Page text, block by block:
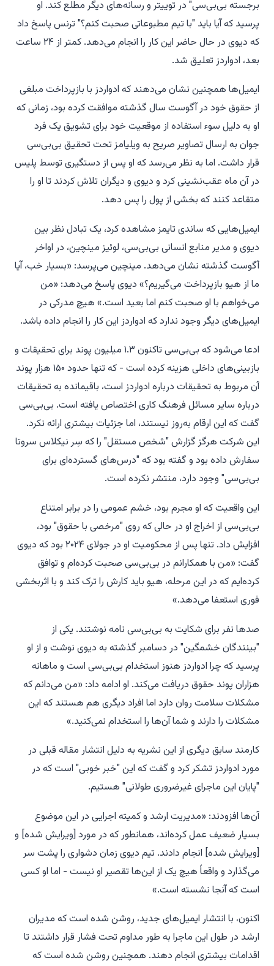
برجسته بی‌بی‌سی" در توییتر و رسانه‌های دیگر مطلع کند. او
پرسید که آیا باید "با تیم مطبوعاتی صحبت کنم؟" ترنس پاسخ داد
که دیوی در حال حاضر این کار را انجام می‌دهد. کمتر از ۲۴ ساعت
بعد، ادواردز تعلیق شد.
ایمیل‌ها همچنین نشان می‌دهند که ادواردز با بازپرداخت مبلغی
از حقوق خود در آگوست سال گذشته موافقت کرده بود، زمانی که
او به دلیل سوء استفاده از موقعیت خود برای تشویق یک فرد
جوان به ارسال تصاویر صریح به ویلیامز تحت تحقیق بی‌بی‌سی
قرار داشت. اما به نظر می‌رسد که او پس از دستگیری توسط پلیس
در آن ماه عقب‌نشینی کرد و دیوی و دیگران تلاش کردند تا او را
متقاعد کنند که بخشی از پول را پس دهد.
ایمیل‌هایی که ساندی تایمز مشاهده کرد، یک تبادل نظر بین
دیوی و مدیر منابع انسانی بی‌بی‌سی، لوئیز مینچین، در اواخر
آگوست گذشته نشان می‌دهد. مینچین می‌پرسد: «بسیار خب، آیا
ما از هیو بازپرداخت می‌گیریم؟» دیوی پاسخ می‌دهد: «من
می‌خواهم با او صحبت کنم اما بعید است.» هیچ مدرکی در
ایمیل‌های دیگر وجود ندارد که ادواردز این کار را انجام داده باشد.
ادعا می‌شود که بی‌بی‌سی تاکنون ۱.۳ میلیون پوند برای تحقیقات و
بازبینی‌های داخلی هزینه کرده است - که تنها حدود ۱۵۰ هزار پوند
آن مربوط به تحقیقات درباره ادواردز است، باقیمانده به تحقیقات
درباره سایر مسائل فرهنگ کاری اختصاص یافته است. بی‌بی‌سی
گفت که این ارقام به‌روز نیستند، اما جزئیات بیشتری ارائه نکرد.
این شرکت هرگز گزارش "شخص مستقل" را که سِر نیکلاس سروتا
سفارش داده بود و گفته بود که "درس‌های گسترده‌ای برای
بی‌بی‌سی" وجود دارد، منتشر نکرده است.
این واقعیت که او مجرم بود، خشم عمومی را در برابر امتناع
بی‌بی‌سی از اخراج او در حالی که روی "مرخصی با حقوق" بود،
افزایش داد. تنها پس از محکومیت او در جولای ۲۰۲۴ بود که دیوی
گفت: «من با همکارانم در بی‌بی‌سی صحبت کرده‌ام و توافق
کرده‌ایم که در این مرحله، هیو باید کارش را ترک کند و با اثربخشی
فوری استعفا می‌دهد.»
صدها نفر برای شکایت به بی‌بی‌سی نامه نوشتند. یکی از
"بینندگان خشمگین" در دسامبر گذشته به دیوی نوشت و از او
پرسید که چرا ادواردز هنوز استخدام بی‌بی‌سی است و ماهانه
هزاران پوند حقوق دریافت می‌کند. او ادامه داد: «من می‌دانم که
مشکلات سلامت روان دارد اما افراد دیگری هم هستند که این
مشکلات را دارند و شما آن‌ها را استخدام نمی‌کنید.»
کارمند سابق دیگری از این نشریه به دلیل انتشار مقاله قبلی در
مورد ادواردز تشکر کرد و گفت که این "خبر خوبی" است که در
"پایان این ماجرای غیرضروری طولانی" هستیم.
آن‌ها افزودند: «مدیریت ارشد و کمیته اجرایی در این موضوع
بسیار ضعیف عمل کرده‌اند، همانطور که در مورد [ویرایش شده] و
[ویرایش شده] انجام دادند. تیم دیوی زمان دشواری را پشت سر
می‌گذارد و واقعاً هیچ یک از این‌ها تقصیر او نیست - اما او کسی
است که آنجا نشسته است.»
اکنون، با انتشار ایمیل‌های جدید، روشن شده است که مدیران
ارشد در طول این ماجرا به طور مداوم تحت فشار قرار داشتند تا
اقدامات بیشتری انجام دهند. همچنین روشن شده است که